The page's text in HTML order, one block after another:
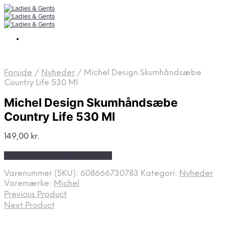
Forside / Nyheder / Michel Design Skumhåndsæbe
Country Life 530 Ml
Michel Design Skumhåndsæbe
Country Life 530 Ml
149,00 kr.
Varenummer (SKU): 608666730783 Kategori: Nyheder
Varemærke: Michel
Previous Product
Next Product